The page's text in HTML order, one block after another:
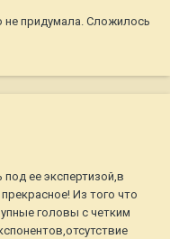
не придумала. Сложилось
ее экспертизой,в
Из того что
головы с четким